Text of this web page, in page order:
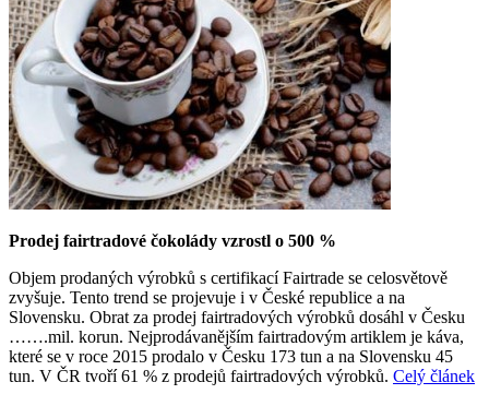
Prodej fairtradové čokolády vzrostl o 500 %
Objem prodaných výrobků s certifikací Fairtrade se celosvětově
zvyšuje. Tento trend se projevuje i v České republice a na
Slovensku. Obrat za prodej fairtradových výrobků dosáhl v Česku
…….mil. korun. Nejprodávanějším fairtradovým artiklem je káva,
které se v roce 2015 prodalo v Česku 173 tun a na Slovensku 45
tun. V ČR tvoří 61 % z prodejů fairtradových výrobků. Celý článek